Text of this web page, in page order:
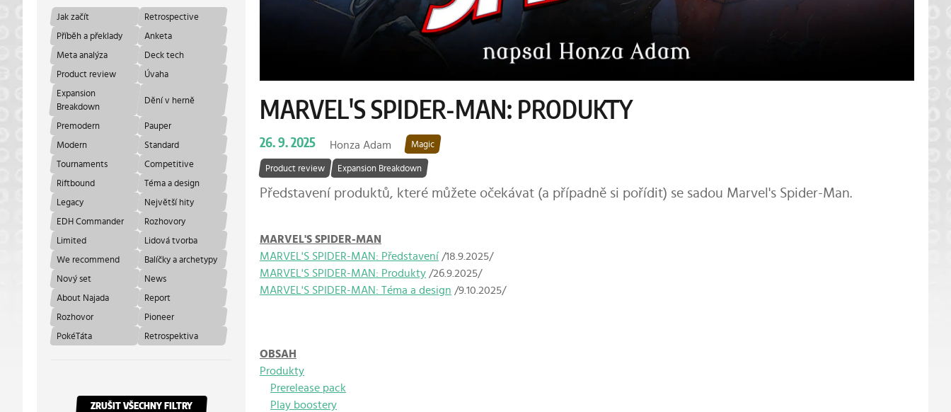
Jak začít Retrospective
Příběh a překlady Anketa
Meta analýza Deck tech
Product review Úvaha
Expansion
Breakdown
Dění v herně
Premodern Pauper
Modern Standard
Tournaments Competitive
Riftbound Téma a design
Legacy Největší hity
EDH Commander Rozhovory
Limited Lidová tvorba
We recommend Balíčky a archetypy
Nový set News
About Najada Report
Rozhovor Pioneer
PokéTáta Retrospektiva
ZRUŠIT VŠECHNY FILTRY
MARVEL'S SPIDER-MAN: PRODUKTY
26. 9. 2025 Honza Adam Magic
Product review Expansion Breakdown
Představení produktů, které můžete očekávat (a případně si pořídit) se sadou Marvel's Spider-Man.
MARVEL'S SPIDER-MAN
MARVEL'S SPIDER-MAN: Představení /18.9.2025/
MARVEL'S SPIDER-MAN: Produkty /26.9.2025/
MARVEL'S SPIDER-MAN: Téma a design /9.10.2025/
OBSAH
Produkty
Prerelease pack
Play boostery